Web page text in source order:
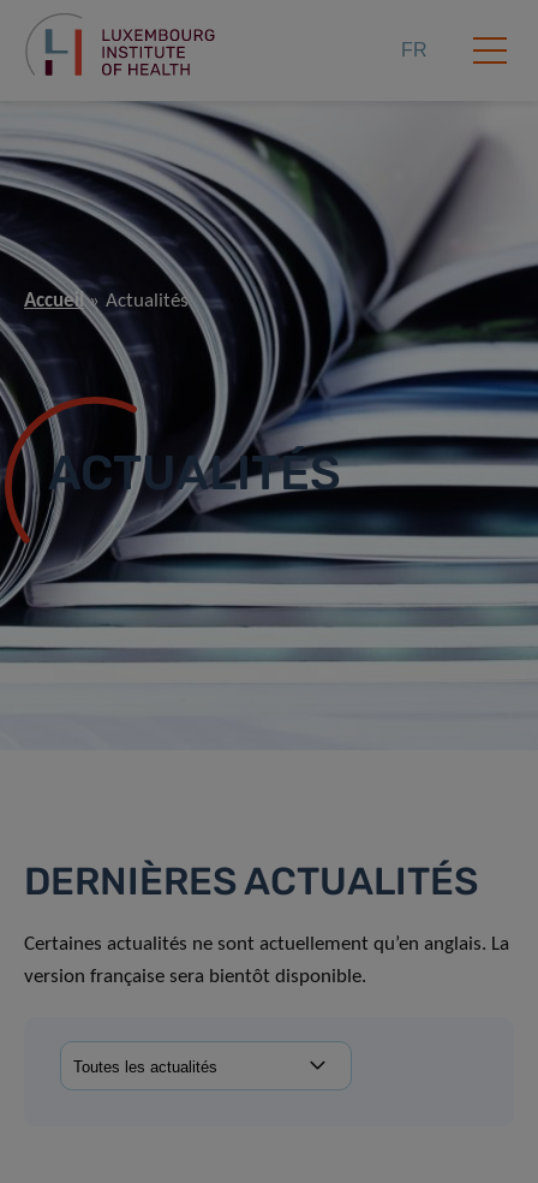
FR
Accueil Actualités
ACTUALITÉS
DERNIÈRES ACTUALITÉS
Certaines actualités ne sont actuellement qu’en anglais. La
version française sera bientôt disponible.